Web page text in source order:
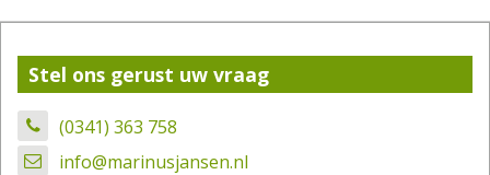
Stel ons gerust uw vraag
(0341) 363 758
info@marinusjansen.nl